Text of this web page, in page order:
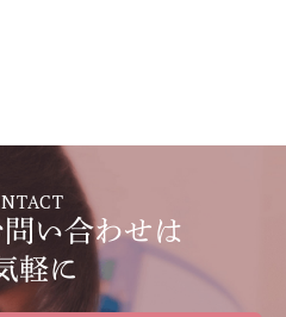
い合わせは
軽に